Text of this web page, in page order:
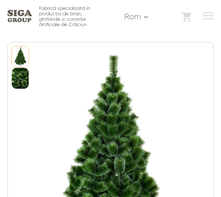
Fabrică specializată în
producția de brazi,
ghirlande și coronițe
ărtificiale de Crăciun
Rom